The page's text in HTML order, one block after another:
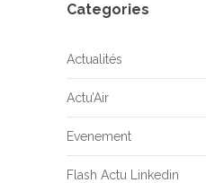
Categories
Actualités
Actu’Air
Evenement
Flash Actu Linkedin